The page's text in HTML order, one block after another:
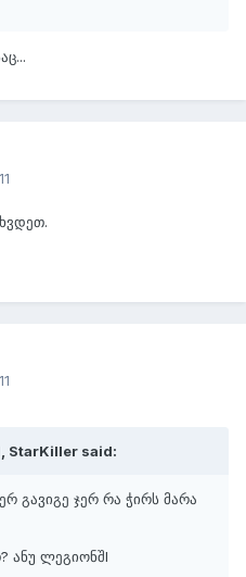
StarKiller said:
გავიგე ჯერ რა ჭირს მარა
ანუ ლეგიონშI